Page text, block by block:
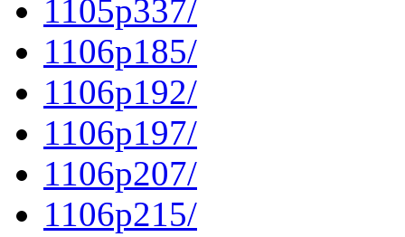
1105p337/
1106p185/
1106p192/
1106p197/
1106p207/
1106p215/